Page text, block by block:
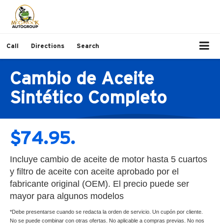
Call Directions Search
Cambio de Aceite
Sintético Completo
$74.95.
Incluye cambio de aceite de motor hasta 5 cuartos
y filtro de aceite con aceite aprobado por el
fabricante original (OEM). El precio puede ser
mayor para algunos modelos
*Debe presentarse cuando se redacta la orden de servicio. Un cupón por cliente.
No se puede combinar con otras ofertas. No aplicable a compras previas. No nos